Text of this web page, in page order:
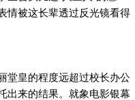
情被这长辈透过反光镜看得
堂皇的程度远超过校长办公
出来的结果。就象电影银幕